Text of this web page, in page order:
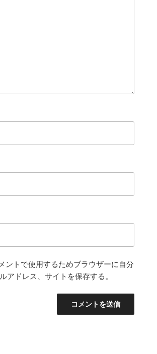
ントで使用するためブラウザーに自分
アドレス、サイトを保存する。